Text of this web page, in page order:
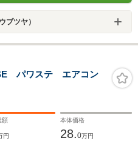
ツヤ）
パワステ エアコン
額
円
本体価格
28.0万円